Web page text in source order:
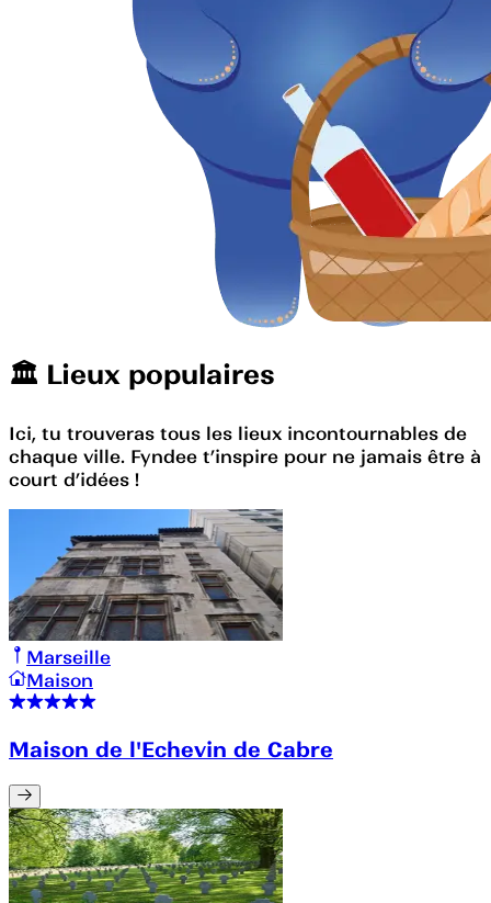
🏛️️ Lieux populaires
Ici, tu trouveras tous les lieux incontournables de
chaque ville. Fyndee t’inspire pour ne jamais être à
court d’idées !
Marseille
Maison
Maison de l'Echevin de Cabre